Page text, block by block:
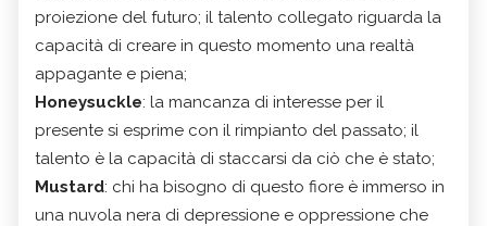
proiezione del futuro; il talento collegato riguarda la
capacità di creare in questo momento una realtà
appagante e piena;
Honeysuckle: la mancanza di interesse per il
presente si esprime con il rimpianto del passato; il
talento è la capacità di staccarsi da ciò che è stato;
Mustard: chi ha bisogno di questo fiore è immerso in
una nuvola nera di depressione e oppressione che